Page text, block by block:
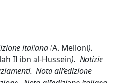
italiana (A. Melloni).
II ibn al-Hussein). Notizie
Nota all’edizione